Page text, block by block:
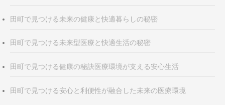
田町で見つける未来の健康と快適暮らしの秘密
田町で見つける未来型医療と快適生活の秘密
田町で見つける健康の秘訣医療環境が支える安心生活
田町で見つける安心と利便性が融合した未来の医療環境